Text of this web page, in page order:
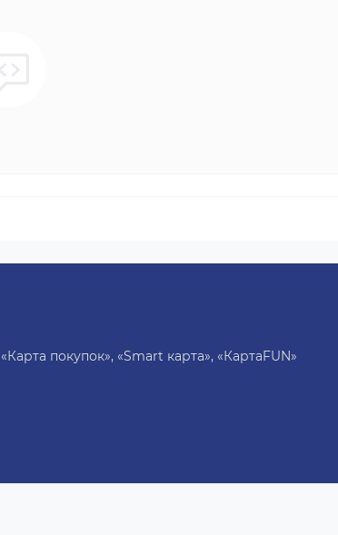
покупок», «Smart карта», «КартаFUN»